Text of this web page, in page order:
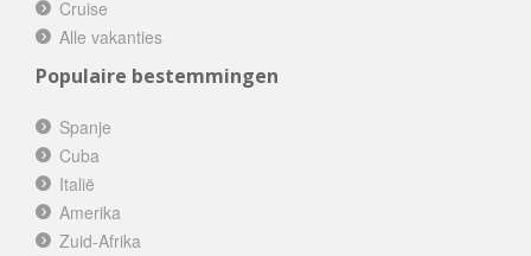
Cruise
Alle vakanties
Populaire bestemmingen
Spanje
Cuba
Italië
Amerika
Zuid-Afrika